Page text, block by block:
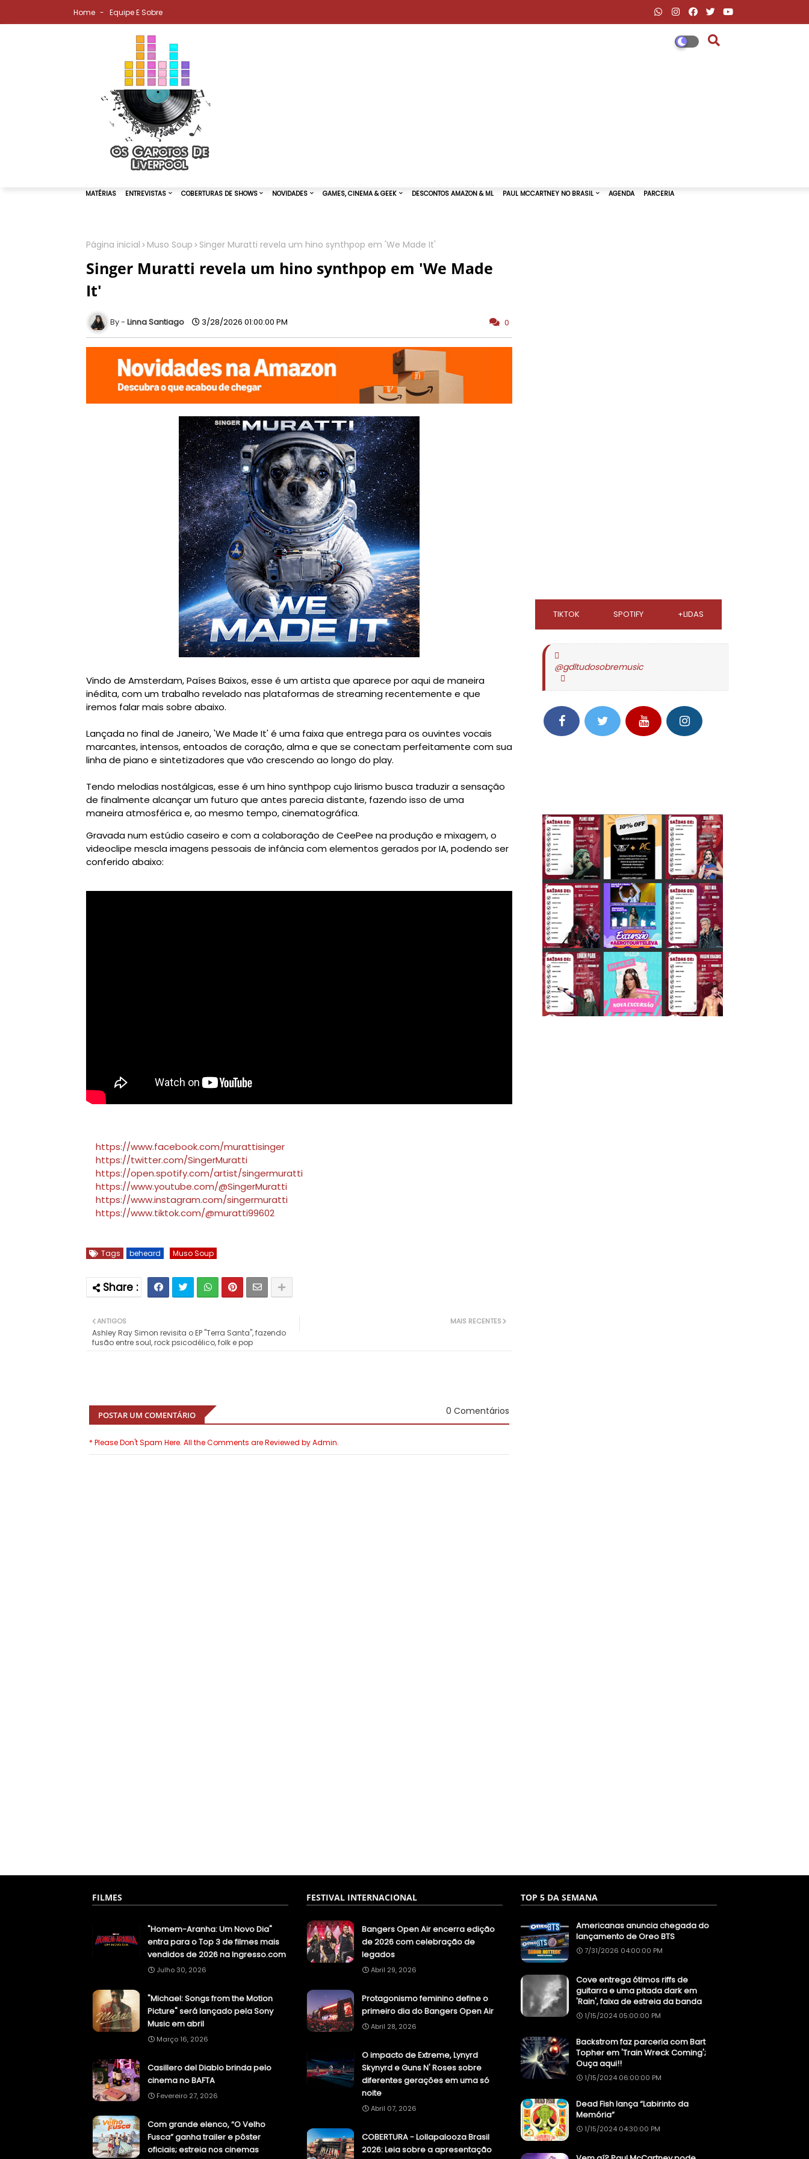
Home Equipe E Sobre
Página inicial Muso Soup Singer Muratti revela um hino synthpop em 'We Made It'
Singer Muratti revela um hino synthpop em 'We Made
It'
Linna Santiago 3/28/2026 01:00:00 PM 0
Vindo de Amsterdam, Países Baixos, esse é um artista que aparece por aqui de maneira
inédita, com um trabalho revelado nas plataformas de streaming recentemente e que
iremos falar mais sobre abaixo.
Lançada no final de Janeiro, 'We Made It' é uma faixa que entrega para os ouvintes vocais
marcantes, intensos, entoados de coração, alma e que se conectam perfeitamente com sua
linha de piano e sintetizadores que vão crescendo ao longo do play.
Tendo melodias nostálgicas, esse é um hino synthpop cujo lirismo busca traduzir a sensação
de finalmente alcançar um futuro que antes parecia distante, fazendo isso de uma
maneira atmosférica e, ao mesmo tempo, cinematográfica.
Gravada num estúdio caseiro e com a colaboração de CeePee na produção e mixagem, o
videoclipe mescla imagens pessoais de infância com elementos gerados por IA, podendo ser
conferido abaixo:
https://www.facebook.com/murattisinger
https://twitter.com/SingerMuratti
https://open.spotify.com/artist/singermuratti
https://www.youtube.com/@SingerMuratti
https://www.instagram.com/singermuratti
https://www.tiktok.com/@muratti99602
Tags beheard Muso Soup
MAIS RECENTES
ANTIGOS
Ashley Ray Simon revisita o EP "Terra Santa", fazendo
fusão entre soul, rock psicodélico, folk e pop
POSTAR UM COMENTÁRIO 0 Comentários
* Please Don't Spam Here. All the Comments are Reviewed by Admin.
TIKTOK SPOTIFY +LIDAS
@gdltudosobremusic
FILMES
"Homem-Aranha: Um Novo Dia"
entra para o Top 3 de filmes mais
vendidos de 2026 na Ingresso.com
Julho 30, 2026
"Michael: Songs from the Motion
Picture" será lançado pela Sony
Music em abril
Março 16, 2026
Casillero del Diablo brinda pelo
cinema no BAFTA
Fevereiro 27, 2026
Com grande elenco, “O Velho
Fusca” ganha trailer e pôster
oficiais; estreia nos cinemas
FESTIVAL INTERNACIONAL
Bangers Open Air encerra edição
de 2026 com celebração de
legados
Abril 29, 2026
Protagonismo feminino define o
primeiro dia do Bangers Open Air
Abril 28, 2026
O impacto de Extreme, Lynyrd
Skynyrd e Guns N' Roses sobre
diferentes gerações em uma só
noite
Abril 07, 2026
COBERTURA - Lollapalooza Brasil
2026: Leia sobre a apresentação
TOP 5 DA SEMANA
Americanas anuncia chegada do
lançamento de Oreo BTS
7/31/2026 04:00:00 PM
Cove entrega ótimos riffs de
guitarra e uma pitada dark em
'Rain', faixa de estreia da banda
1/15/2024 05:00:00 PM
Backstrom faz parceria com Bart
Topher em 'Train Wreck Coming';
Ouça aqui!!
1/15/2024 06:00:00 PM
Dead Fish lança “Labirinto da
Memória”
1/15/2024 04:30:00 PM